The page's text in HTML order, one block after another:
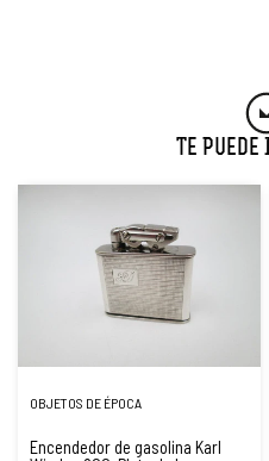
Te
OBJETOS DE ÉPOCA
Encendedor de gasolina Karl